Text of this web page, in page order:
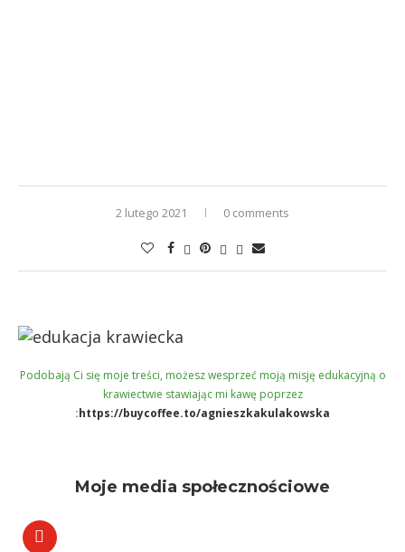
2 lutego 2021 0 comments
Podobają Ci się moje treści, możesz wesprzeć moją misję edukacyjną o
krawiectwie stawiając mi kawę poprzez
:https://buycoffee.to/agnieszkakulakowska
Moje media społecznościowe